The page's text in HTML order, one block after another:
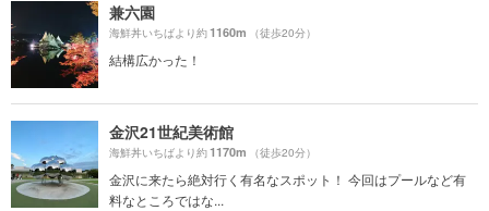
兼六園
海鮮丼いちばより約1160m （徒歩20分）
結構広かった！
金沢21世紀美術館
海鮮丼いちばより約1170m （徒歩20分）
金沢に来たら絶対行く有名なスポット！ 今回はプールなど有
料なところではな...